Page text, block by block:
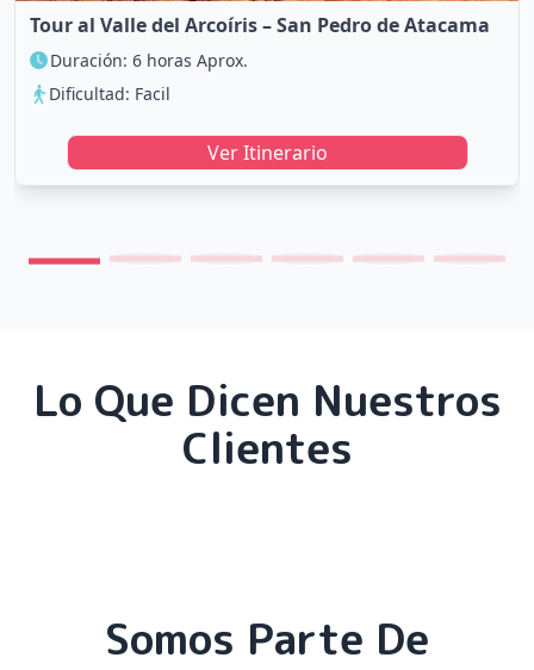
Tour al Valle del Arcoíris – San Pedro de Atacama
Duración: 6 horas Aprox.
Dificultad: Facil
Ver Itinerario
Lo Que Dicen Nuestros
Clientes
Somos Parte De